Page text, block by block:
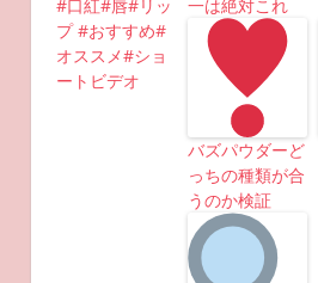
#口紅#唇#リッ
プ #おすすめ#
オススメ#ショ
ートビデオ
一は絶対これ
バズパウダーど
っちの種類が合
うのか検証